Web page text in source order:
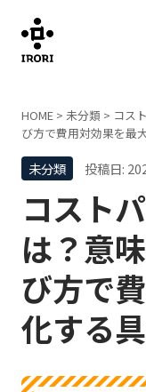
HOME > 未分類 > コス
び方で費用対効果を最
未分類 投稿日:
コスト
は？意
び方で
化する